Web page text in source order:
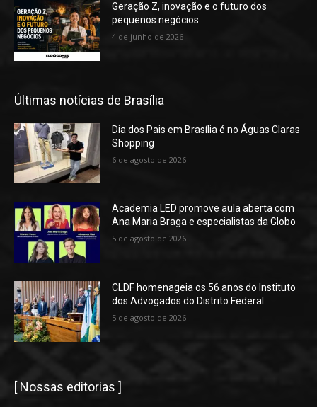
Geração Z, inovação e o futuro dos
pequenos negócios
4 de junho de 2026
Últimas notícias de Brasília
Dia dos Pais em Brasília é no Águas Claras
Shopping
6 de agosto de 2026
Academia LED promove aula aberta com
Ana Maria Braga e especialistas da Globo
5 de agosto de 2026
CLDF homenageia os 56 anos do Instituto
dos Advogados do Distrito Federal
5 de agosto de 2026
[ Nossas editorias ]